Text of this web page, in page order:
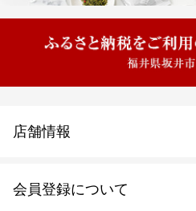
会員登録について
店舗情報